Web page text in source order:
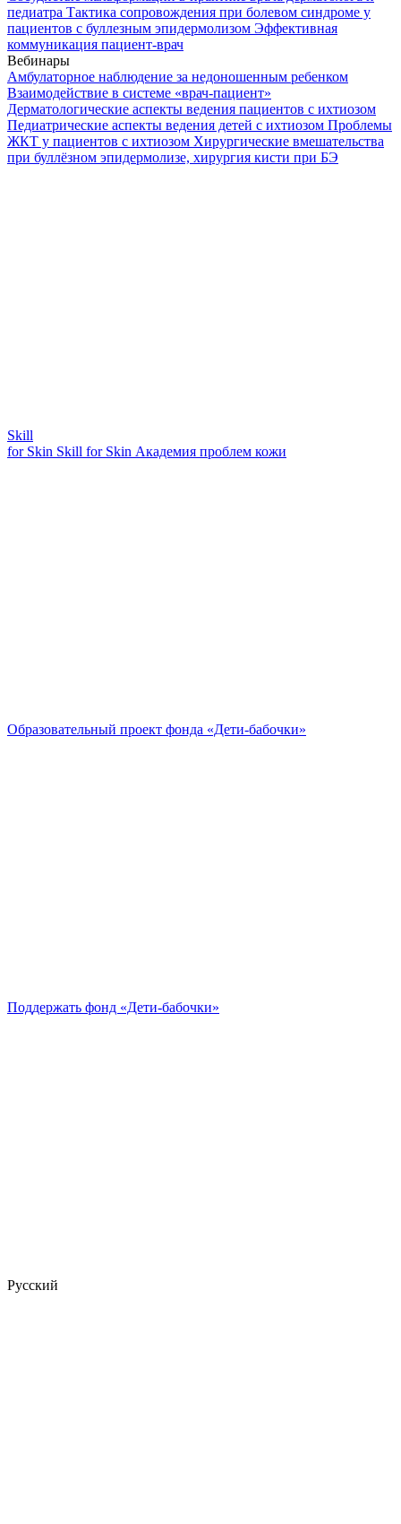
педиатра Тактика сопровождения при болевом синдроме у
пациентов с буллезным эпидермолизом Эффективная
коммуникация пациент-врач
Вебинары
Амбулаторное наблюдение за недоношенным ребенком
Взаимодействие в системе «врач-пациент»
Дерматологические аспекты ведения пациентов с ихтиозом
Педиатрические аспекты ведения детей с ихтиозом Проблемы
ЖКТ у пациентов с ихтиозом Хирургические вмешательства
при буллёзном эпидермолизе, хирургия кисти при БЭ
Skill
for Skin Skill for Skin Академия проблем кожи
Образовательный проект фонда «Дети-бабочки»
Поддержать фонд «Дети-бабочки»
Русский